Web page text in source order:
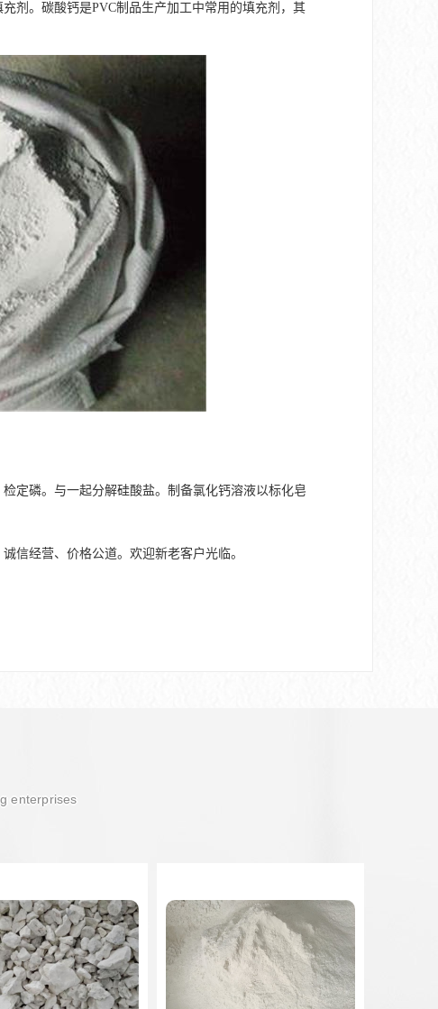
剂。碳酸钙是PVC制品生产加工中常用的填充剂，其
定磷。与一起分解硅酸盐。制备氯化钙溶液以标化皂
信经营、价格公道。欢迎新老客户光临。
enterprises